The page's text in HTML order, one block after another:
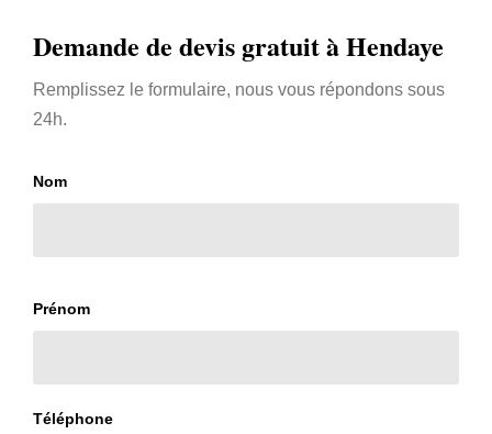
Demande de devis gratuit à Hendaye
Remplissez le formulaire, nous vous répondons sous
24h.
Nom
Prénom
Téléphone